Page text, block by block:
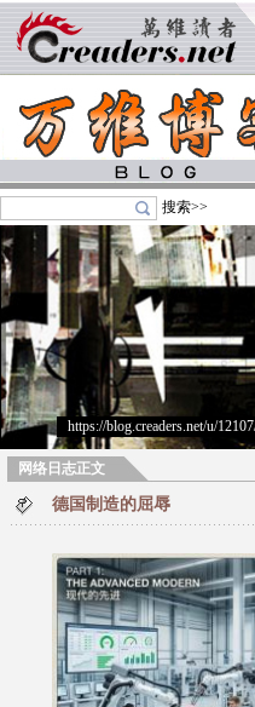
搜索>>
https://blog.creaders.net/u/
网络日志正文
德国制造的屈辱